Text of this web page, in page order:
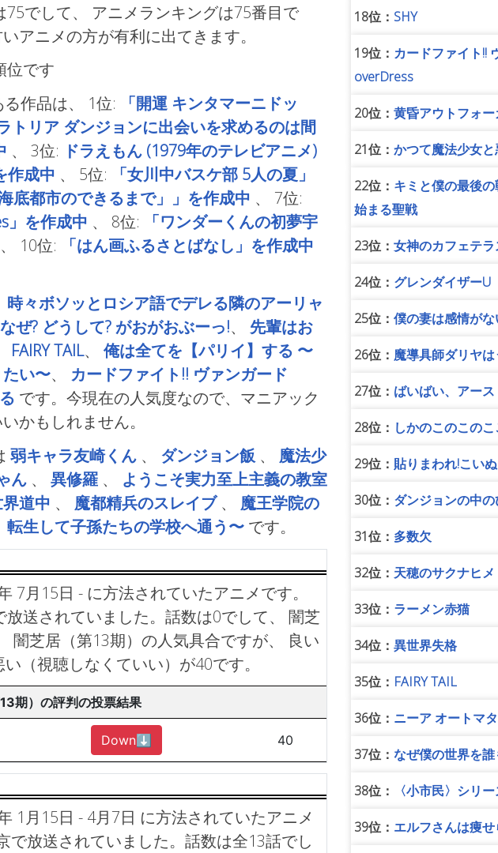
でして、 アニメランキングは75番目で
アニメの方が有利に出てきます。
位です
作品は、 1位:
「開運 キンタマーニドッ
トリア ダンジョンに出会いを求めるのは間
、 3位: ドラえもん (1979年のテレビアニメ)
作成中 、 5位:
「女川中バスケ部 5人の夏」
底都市のできるまで」」を作成中 、 7位:
」を作成中 、 8位:
「ワンダーくんの初夢宇
、 10位:
「はん画ふるさとばなし」を作成中
時々ボソッとロシア語でデレる隣のアーリャ
なぜ? どうして? がおがおぶーっ!、 先輩はお
FAIRY TAIL、 俺は全てを【パリイ】する 〜
い〜、 カードファイト!! ヴァンガード
です。今現在の人気度なので、マニアック
かもしれません。
弱キャラ友崎くん 、 ダンジョン飯 、 魔法少
ん 、 異修羅 、 ようこそ実力至上主義の教室
道中 、 魔都精兵のスレイブ、 魔王学院の
生して子孫たちの学校へ通う〜 です。
7月15日 - に方法されていたアニメです。
送されていました。話数は0でして、 闇芝
闇芝居（第13期）の人気具合ですが、 良い
（視聴しなくていい）が40です。
期）の評判の投票結果
Down⬇︎ 40
1月15日 - 4月7日 に方法されていたアニメ
で放送されていました。話数は全13話でし
18位： SHY
19位： カードファイト!!
overDress
20位： 黄昏アウトフォー
21位： かつて魔法少女と
22位： キミと僕の最後
始まる聖戦
23位： 女神のカフェテラ
24位： グレンダイザーU
25位： 僕の妻は感情がな
26位： 魔導具師ダリヤ
27位： ばいばい、アース
28位： しかのこのこの
29位： 貼りまわれ!こいぬ
30位： ダンジョンの中の
31位： 多数欠
32位： 天穂のサクナヒメ
33位： ラーメン赤猫
34位： 異世界失格
35位： FAIRY TAIL
36位： ニーア オートマタ
37位： なぜ僕の世界を
38位： 〈小市民〉シリ
39位： エルフさんは痩せ